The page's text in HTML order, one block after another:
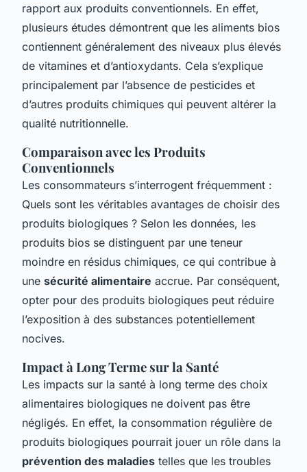
rapport aux produits conventionnels. En effet,
plusieurs études démontrent que les aliments bios
contiennent généralement des niveaux plus élevés
de vitamines et d’antioxydants. Cela s’explique
principalement par l’absence de pesticides et
d’autres produits chimiques qui peuvent altérer la
qualité nutritionnelle.
Comparaison avec les Produits
Conventionnels
Les consommateurs s’interrogent fréquemment :
Quels sont les véritables avantages de choisir des
produits biologiques ? Selon les données, les
produits bios se distinguent par une teneur
moindre en résidus chimiques, ce qui contribue à
une sécurité alimentaire accrue. Par conséquent,
opter pour des produits biologiques peut réduire
l’exposition à des substances potentiellement
nocives.
Impact à Long Terme sur la Santé
Les impacts sur la santé à long terme des choix
alimentaires biologiques ne doivent pas être
négligés. En effet, la consommation régulière de
produits biologiques pourrait jouer un rôle dans la
prévention des maladies telles que les troubles